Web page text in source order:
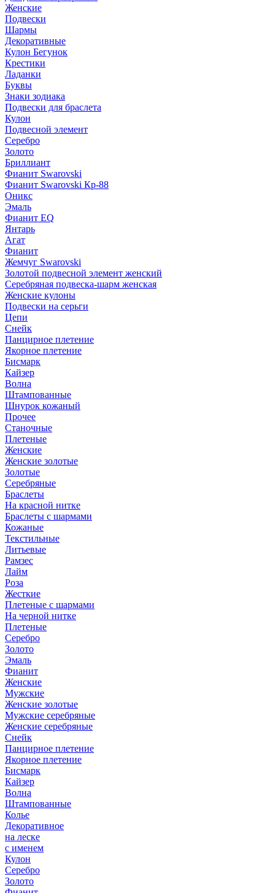
Женские
Подвески
Шармы
Декоративные
Кулон Бегунок
Крестики
Ладанки
Буквы
Знаки зодиака
Подвески для браслета
Кулон
Подвесной элемент
Серебро
Золото
Бриллиант
Фианит Swarovski
Фианит Swarovski Кр-88
Оникс
Эмаль
Фианит EQ
Янтарь
Агат
Фианит
Жемчуг Swarovski
Золотой подвесной элемент женcкий
Серебряная подвеска-шарм женская
Женские кулоны
Подвески на серьги
Цепи
Снейк
Панцирное плетение
Якорное плетение
Бисмарк
Кайзер
Волна
Штампованные
Шнурок кожаный
Прочее
Станочные
Плетеные
Женские
Женские золотые
Золотые
Серебряные
Браслеты
На красной нитке
Браслеты с шармами
Кожаные
Текстильные
Литьевые
Рамзес
Лайм
Роза
Жесткие
Плетеные с шармами
На черной нитке
Плетеные
Серебро
Золото
Эмаль
Фианит
Женские
Мужские
Женские золотые
Мужские серебряные
Женские серебряные
Снейк
Панцирное плетение
Якорное плетение
Бисмарк
Кайзер
Волна
Штампованные
Колье
Декоративное
на леске
с именем
Кулон
Серебро
Золото